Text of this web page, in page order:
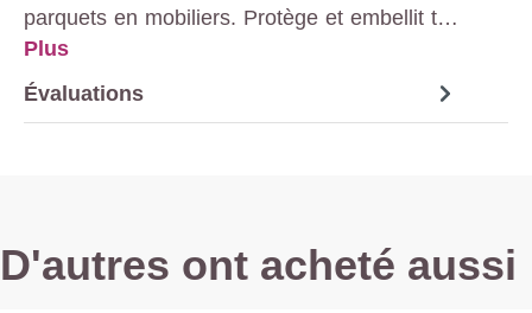
parquets en mobiliers. Protège et embellit t…
Plus
Évaluations
D'autres ont acheté aussi